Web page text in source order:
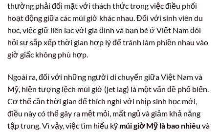
thường phải đối mặt với thách thức trong việc điều phối
hoạt động giữa các múi giờ khác nhau. Đối với sinh viên du
học, việc giữ liên lạc với gia đình và bạn bè ở Việt Nam đòi
hỏi sự sắp xếp thời gian hợp lý để tránh làm phiền nhau vào
giờ giấc không phù hợp.
Ngoài ra, đối với những người di chuyển giữa Việt Nam và
Mỹ, hiện tượng lệch múi giờ (jet lag) là một vấn đề phổ biến.
Cơ thể cần thời gian để thích nghi với nhịp sinh học mới,
điều này có thể gây ra mệt mỏi, mất ngủ và giảm khả năng
tập trung. Vì vậy, việc tìm hiểu kỹ múi giờ Mỹ là bao nhiêu và